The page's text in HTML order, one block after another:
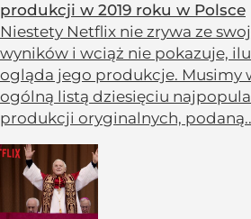
produkcji w 2019 roku w Polsce
Niestety Netflix nie zrywa ze
wyników i wciąż nie pokazuje,
ogląda jego produkcje. Musimy
ogólną listą dziesięciu
produkcji oryginalnych,